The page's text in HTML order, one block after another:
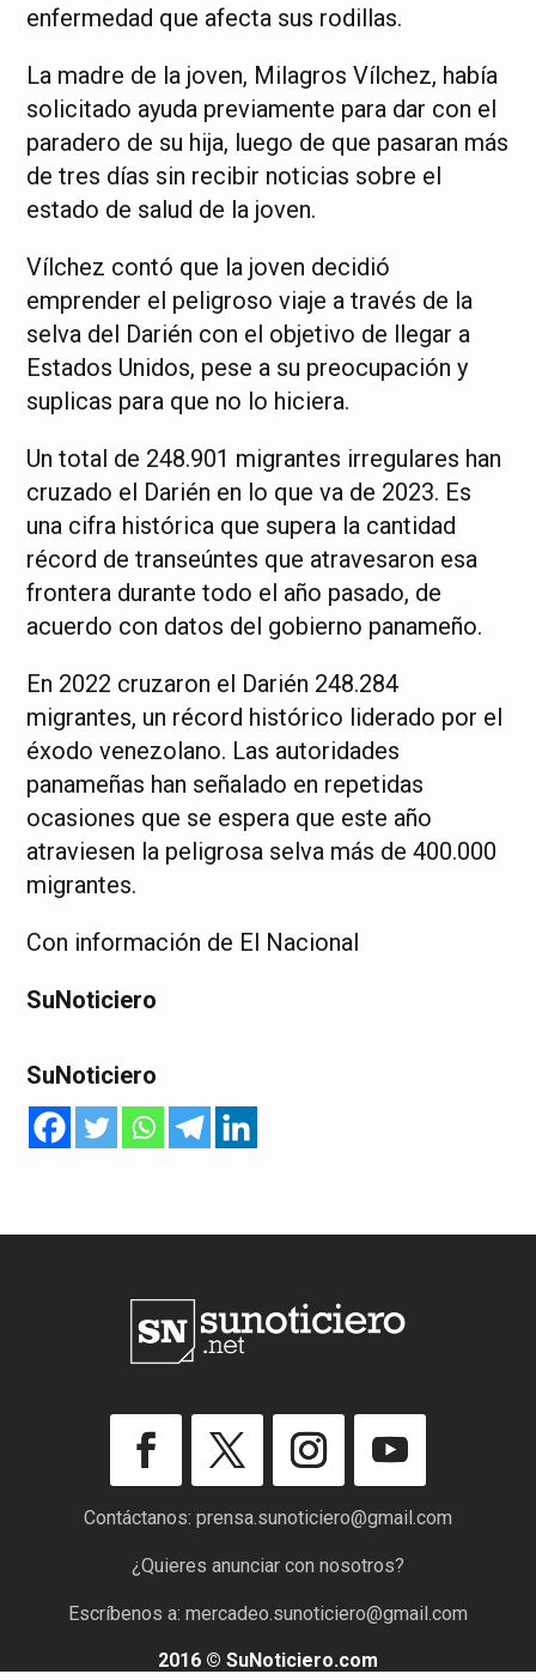
enfermedad que afecta sus rodillas.
La madre de la joven, Milagros Vílchez, había
solicitado ayuda previamente para dar con el
paradero de su hija, luego de que pasaran más
de tres días sin recibir noticias sobre el
estado de salud de la joven.
Vílchez contó que la joven decidió
emprender el peligroso viaje a través de la
selva del Darién con el objetivo de llegar a
Estados Unidos, pese a su preocupación y
suplicas para que no lo hiciera.
Un total de 248.901 migrantes irregulares han
cruzado el Darién en lo que va de 2023. Es
una cifra histórica que supera la cantidad
récord de transeúntes que atravesaron esa
frontera durante todo el año pasado, de
acuerdo con datos del gobierno panameño.
En 2022 cruzaron el Darién 248.284
migrantes, un récord histórico liderado por el
éxodo venezolano. Las autoridades
panameñas han señalado en repetidas
ocasiones que se espera que este año
atraviesen la peligrosa selva más de 400.000
migrantes.
Con información de El Nacional
SuNoticiero
SuNoticiero
Contáctanos: prensa.sunoticiero@gmail.com
¿Quieres anunciar con nosotros?
Escríbenos a: mercadeo.sunoticiero@gmail.com
2016 © SuNoticiero.com